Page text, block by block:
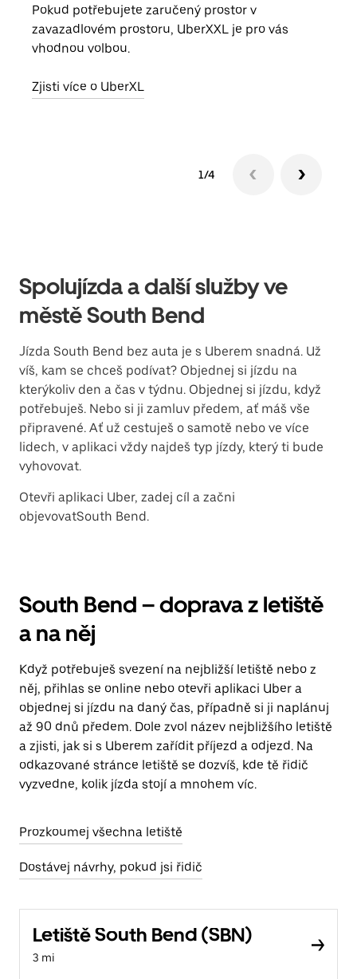
Pokud potřebujete zaručený prostor v
zavazadlovém prostoru, UberXXL je pro vás
vhodnou volbou.
Zjisti více o UberXL
1/4
Spolujízda a další služby ve
městě South Bend
Jízda South Bend bez auta je s Uberem snadná. Už
víš, kam se chceš podívat? Objednej si jízdu na
kterýkoliv den a čas v týdnu. Objednej si jízdu, když
potřebuješ. Nebo si ji zamluv předem, ať máš vše
připravené. Ať už cestuješ o samotě nebo ve více
lidech, v aplikaci vždy najdeš typ jízdy, který ti bude
vyhovovat.
Otevři aplikaci Uber, zadej cíl a začni
objevovatSouth Bend.
South Bend – doprava z letiště
a na něj
Když potřebuješ svezení na nejbližší letiště nebo z
něj, přihlas se online nebo otevři aplikaci Uber a
objednej si jízdu na daný čas, případně si ji naplánuj
až 90 dnů předem. Dole zvol název nejbližšího letiště
a zjisti, jak si s Uberem zařídit příjezd a odjezd. Na
odkazované stránce letiště se dozvíš, kde tě řidič
vyzvedne, kolik jízda stojí a mnohem víc.
Prozkoumej všechna letiště
Dostávej návrhy, pokud jsi řidič
Letiště South Bend (SBN)
3 mi